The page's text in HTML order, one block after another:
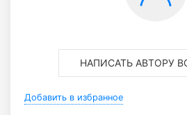
НАПИСАТЬ АВТОРУ
Добавить в избранное